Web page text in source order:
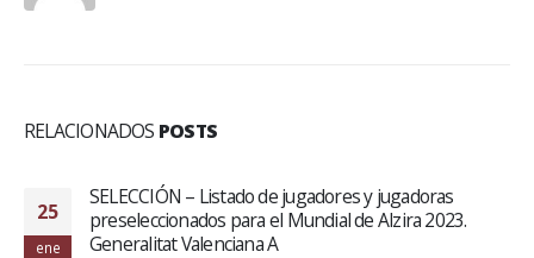
RELACIONADOS POSTS
25
ene
SELECCIÓN – Listado de jugadores y jugadoras
preseleccionados para el Mundial de Alzira 2023.
Generalitat Valenciana A